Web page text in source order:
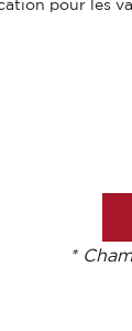
pour les
*